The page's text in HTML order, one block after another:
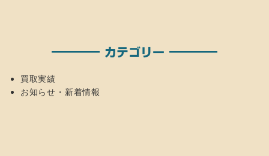
カテゴリー
買取実績
お知らせ・新着情報